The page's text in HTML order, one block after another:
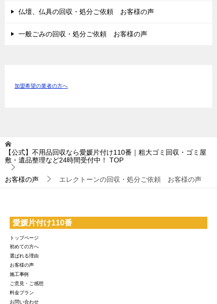
仏壇、仏具の回収・処分ご依頼 お客様の声
一般ごみの回収・処分ご依頼 お客様の声
加盟希望の業者の方へ
【公式】不用品回収なら愛媛片付け110番｜粗大ゴミ回収・ゴミ屋
敷・遺品整理など24時間受付中！
TOP
お客様の声 エレクトーンの回収・処分ご依頼 お客様の声
愛媛片付け110番
トップページ
初めての方へ
選ばれる理由
お客様の声
施工事例
ご意見・ご感想
料金プラン
お問い合わせ